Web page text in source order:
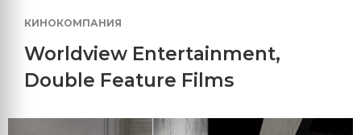
КИНОКОМПАНИЯ
Worldview Entertainment,
Double Feature Films